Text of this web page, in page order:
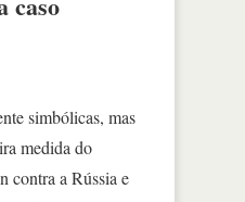
simbólicas, mas
medida do
contra a Rússia e